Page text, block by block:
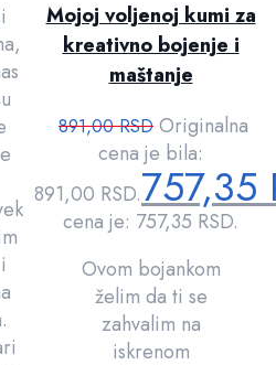
Mojoj voljenoj kumi za
kreativno bojenje i
maštanje
891,00RSD Originalna
cena je bila:
891,00 RSD.757,35
cena je: 757,35 RSD.
Ovom bojankom
želim da ti se
zahvalim na
iskrenom